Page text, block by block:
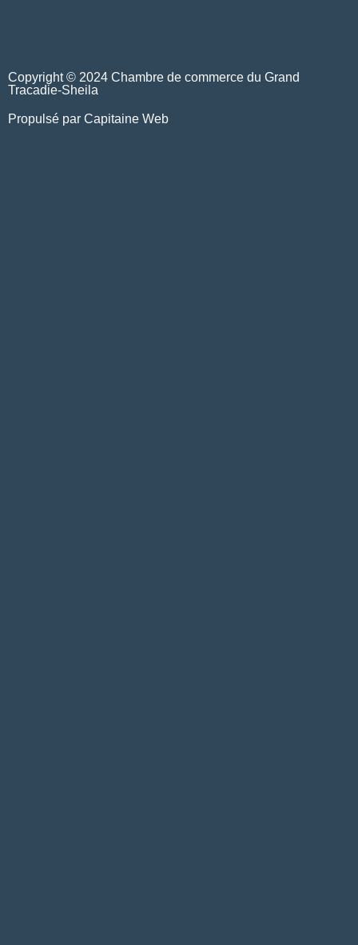
Copyright © 2024 Chambre de commerce du Grand
Tracadie-Sheila
Propulsé par Capitaine Web